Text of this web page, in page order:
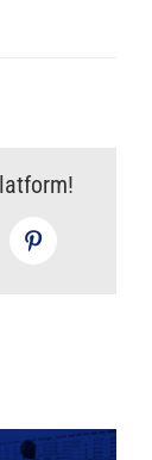
Pinterest